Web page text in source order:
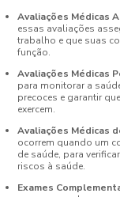
Avaliações Médicas
essas avaliações
trabalho e que suas
função.
Avaliações Médicas
para monitorar a
precoces e garantir
exercem.
Avaliações Médicas
ocorrem quando um
de saúde, para
riscos à saúde.
Exames